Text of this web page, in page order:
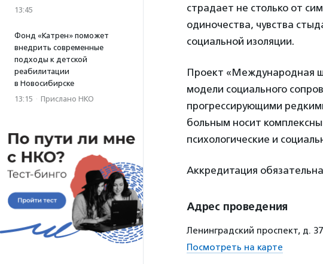
13:45
Фонд «Катрен» поможет
внедрить современные
подходы к детской
реабилитации
в Новосибирске
13:15 · Прислано НКО
страдает не столько от
одиночества, чувства
социальной изоляции.
Проект «Международная
модели социального
прогрессирующими
больным носит
психологические и
Аккредитация
Адрес проведения
Ленинградский проспект, д.
Посмотреть на карте